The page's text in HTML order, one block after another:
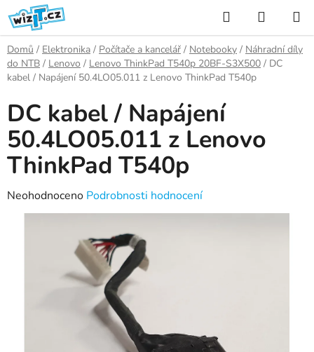
Přejít
na
obsah
Hledat
KOŠÍK
Domů / Elektronika / Počítače a kancelář / Notebooky / Náhradní díly
do NTB / Lenovo / Lenovo ThinkPad T540p 20BF-S3X500 / DC
kabel / Napájení 50.4LO05.011 z Lenovo ThinkPad T540p
DC kabel / Napájení
50.4LO05.011 z Lenovo
ThinkPad T540p
Průměrné
hodnocení
Neohodnoceno Podrobnosti hodnocení